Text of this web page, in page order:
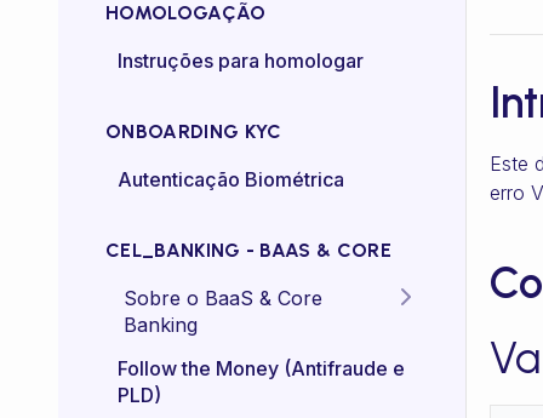
HOMOLOGAÇÃO
Instruções para homologar
ONBOARDING KYC
Autenticação Biométrica
CEL_BANKING - BAAS & CORE
Sobre o BaaS & Core
Banking
FAQs
Follow the Money (Antifraude e
PLD)
Este
erro